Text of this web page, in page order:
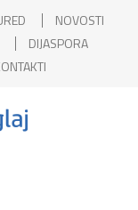
NOVOSTI
DIJASPORA